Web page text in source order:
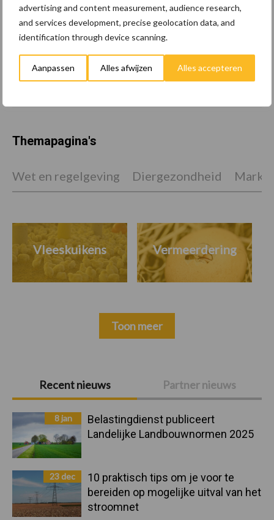
advertising and content measurement, audience research,
and services development, precise geolocation data, and
identification through device scanning.
Aanpassen Alles afwijzen Alles accepteren
Primaire
Sidebar
Recent nieuws Partner nieuws
8 jan
Belastingdienst publiceert
Landelijke Landbouwnormen 2025
23 dec
10 praktisch tips om je voor te
bereiden op mogelijke uitval van het
stroomnet
EU-pluimveesector groeit
door, maar tempo vlakt af
Themapagina's
Wet en regelgeving Diergezondheid
Vleeskuikens Vermeerdering
Toon meer